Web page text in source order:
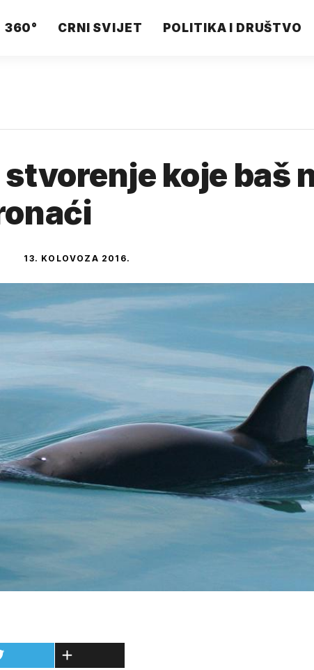
360° CRNI SVIJET POLITIKA I DRUŠTVO
koje baš
13. KOLOVOZA 2016.